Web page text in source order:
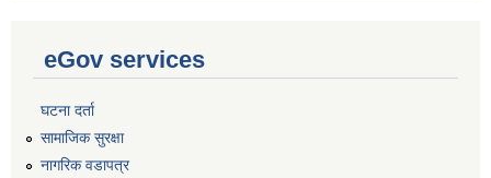
eGov services
घटना दर्ता
सामाजिक सुरक्षा
नागरिक वडापत्र